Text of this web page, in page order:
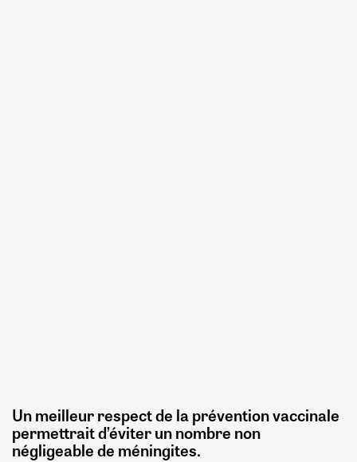
Un meilleur respect de la prévention vaccinale
permettrait d’éviter un nombre non
négligeable de méningites.